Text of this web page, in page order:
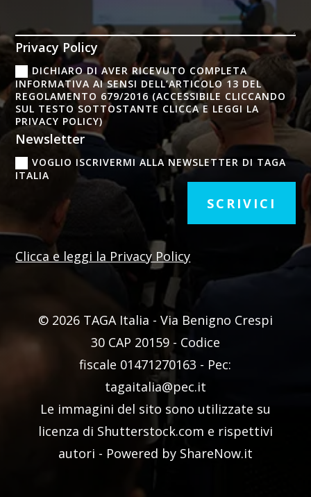
Privacy Policy
DICHIARO DI AVER RICEVUTO COMPLETA
INFORMATIVA AI SENSI DELL’ARTICOLO 13 DEL
REGOLAMENTO 679/2016 (ACCESSIBILE CLICCANDO
SUL TESTO SOTTOSTANTE CLICCA E LEGGI LA
PRIVACY POLICY)
Newsletter
VOGLIO ISCRIVERMI ALLA NEWSLETTER DI TAGA
ITALIA
SCRIVICI
Clicca e leggi la Privacy Policy
© 2026 TAGA Italia - Via Benigno Crespi
30 CAP 20159 - Codice
fiscale 01471270163 - Pec:
tagaitalia@pec.it
Le immagini del sito sono utilizzate su
licenza di Shutterstock.com e rispettivi
autori - Powered by ShareNow.it